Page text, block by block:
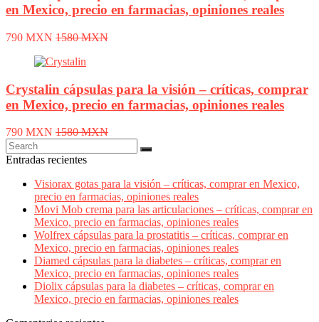
en Mexico, precio en farmacias, opiniones reales
790 MXN 1580 MXN
Crystalin cápsulas para la visión – críticas, comprar
en Mexico, precio en farmacias, opiniones reales
790 MXN 1580 MXN
Entradas recientes
Visiorax gotas para la visión – críticas, comprar en Mexico,
precio en farmacias, opiniones reales
Movi Mob crema para las articulaciones – críticas, comprar en
Mexico, precio en farmacias, opiniones reales
Wolfrex cápsulas para la prostatitis – críticas, comprar en
Mexico, precio en farmacias, opiniones reales
Diamed cápsulas para la diabetes – críticas, comprar en
Mexico, precio en farmacias, opiniones reales
Diolix cápsulas para la diabetes – críticas, comprar en
Mexico, precio en farmacias, opiniones reales